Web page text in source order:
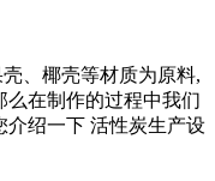
、椰壳等材质为原料,
么在制作的过程中我们
介绍一下 活性炭生产设